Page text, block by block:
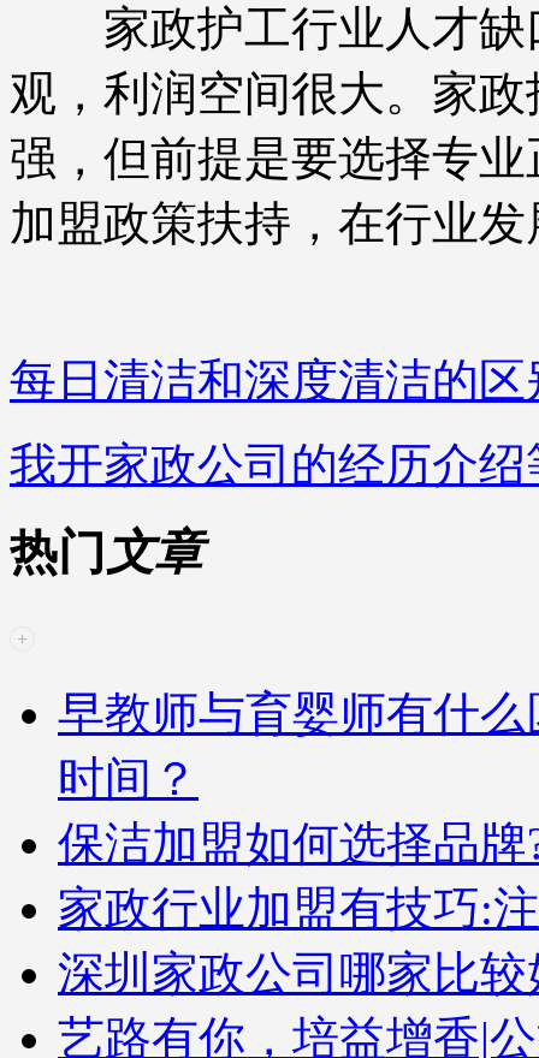
家政护工行业人才缺
观，利润空间很大。家
强，但前提是要选择专
加盟政策扶持，在行业
每日清洁和深度清洁的区
我开家政公司的经历介绍
热门 文章
早教师与育婴师有什
时间？
保洁加盟如何选择品
家政行业加盟有技巧:
深圳家政公司哪家比较
艺路有你，培益增香|